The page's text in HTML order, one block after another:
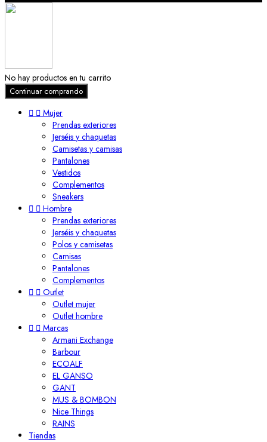
No hay productos en tu carrito
Continuar comprando
  Mujer
Prendas exteriores
Jerséis y chaquetas
Camisetas y camisas
Pantalones
Vestidos
Complementos
Sneakers
  Hombre
Prendas exteriores
Jerséis y chaquetas
Polos y camisetas
Camisas
Pantalones
Complementos
  Outlet
Outlet mujer
Outlet hombre
  Marcas
Armani Exchange
Barbour
ECOALF
EL GANSO
GANT
MUS & BOMBON
Nice Things
RAINS
Tiendas